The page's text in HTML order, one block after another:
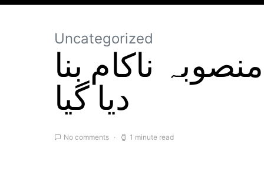
Uncategorized
ناکام بنا
دیا گیا
No comments 1 minute read